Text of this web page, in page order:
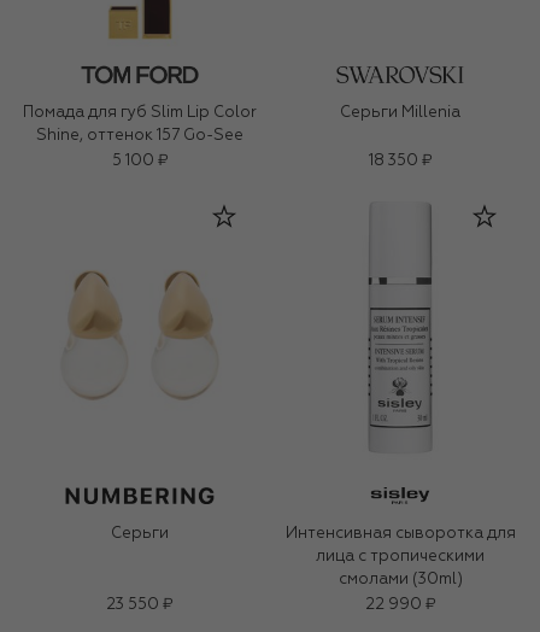
Помада для губ Slim Lip Color
Shine, оттенок 157 Go-See
5 100 ₽
Серьги Millenia
18 350 ₽
Серьги
23 550 ₽
Интенсивная сыворотка для
лица с тропическими
смолами (30ml)
22 990 ₽